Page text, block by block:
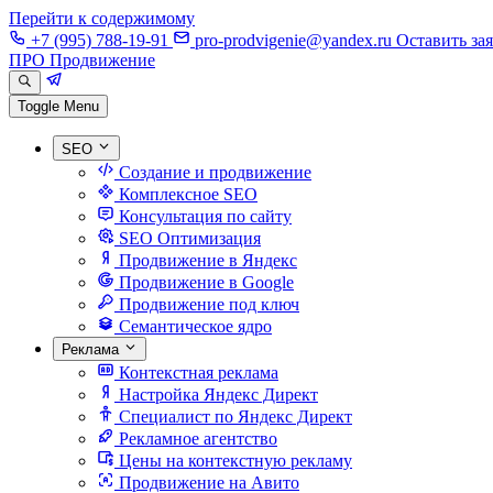
Перейти к содержимому
+7 (995) 788-19-91
pro-prodvigenie@yandex.ru Оставить
ПРО Продвижение
Toggle Menu
SEO
Создание и продвижение
Комплексное SEO
Консультация по сайту
SEO Оптимизация
Продвижение в Яндекс
Продвижение в Google
Продвижение под ключ
Семантическое ядро
Реклама
Контекстная реклама
Настройка Яндекс Директ
Специалист по Яндекс Директ
Рекламное агентство
Цены на контекстную рекламу
Продвижение на Авито